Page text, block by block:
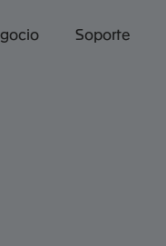
Soporte